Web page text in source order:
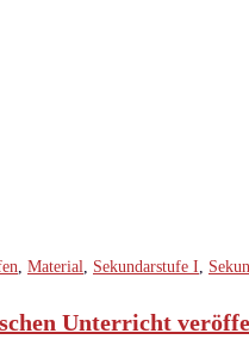
Material Sekundarstufe I
Unterricht